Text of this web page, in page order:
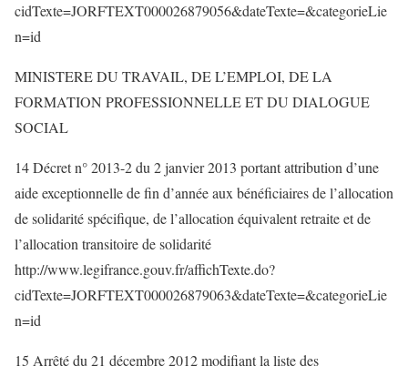
cidTexte=JORFTEXT000026879056&dateTexte=&categorieLie
n=id
MINISTERE DU TRAVAIL, DE L’EMPLOI, DE LA
FORMATION PROFESSIONNELLE ET DU DIALOGUE
SOCIAL
14 Décret n° 2013-2 du 2 janvier 2013 portant attribution d’une
aide exceptionnelle de fin d’année aux bénéficiaires de l’allocation
de solidarité spécifique, de l’allocation équivalent retraite et de
l’allocation transitoire de solidarité
http://www.legifrance.gouv.fr/affichTexte.do?
cidTexte=JORFTEXT000026879063&dateTexte=&categorieLie
n=id
15 Arrêté du 21 décembre 2012 modifiant la liste des